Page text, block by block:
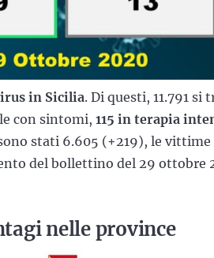
in Sicilia. Di questi, 11.791
con sintomi, 115 in terapia
stati 6.605 (+219), le vittime
del bollettino del 29 ottobre
nelle province